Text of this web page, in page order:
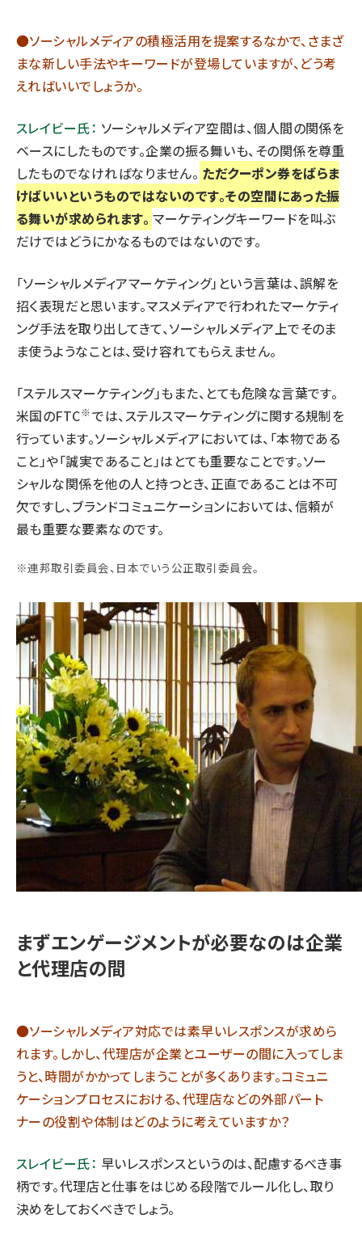
●ソーシャルメディアの積極活用を提案するなかで、さまざ
まな新しい手法やキーワードが登場していますが、どう考
えればいいでしょうか。
スレイビー氏： ソーシャルメディア空間は、個人間の関係を
ベースにしたものです。企業の振る舞いも、その関係を尊重
したものでなければなりません。 ただクーポン券をばらま
けばいいというものではないのです。その空間にあった振
る舞いが求められます。 マーケティングキーワードを叫ぶ
だけではどうにかなるものではないのです。
「ソーシャルメディアマーケティング」という言葉は、誤解を
招く表現だと思います。マスメディアで行われたマーケティ
ング手法を取り出してきて、ソーシャルメディア上でそのま
ま使うようなことは、受け容れてもらえません。
「ステルスマーケティング」もまた、とても危険な言葉です。
米国のFTC※では、ステルスマーケティングに関する規制を
行っています。ソーシャルメディアにおいては、「本物である
こと」や「誠実であること」はとても重要なことです。ソー
シャルな関係を他の人と持つとき、正直であることは不可
欠ですし、ブランドコミュニケーションにおいては、信頼が
最も重要な要素なのです。
※連邦取引委員会、日本でいう公正取引委員会。
まずエンゲージメントが必要なのは企業
と代理店の間
●ソーシャルメディア対応では素早いレスポンスが求めら
れます。しかし、代理店が企業とユーザーの間に入ってしま
うと、時間がかかってしまうことが多くあります。コミュニ
ケーションプロセスにおける、代理店などの外部パート
ナーの役割や体制はどのように考えていますか？
スレイビー氏： 早いレスポンスというのは、配慮するべき事
柄です。代理店と仕事をはじめる段階でルール化し、取り
決めをしておくべきでしょう。